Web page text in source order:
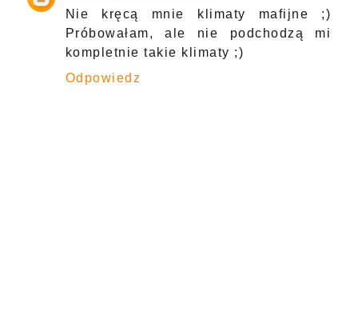
Nie kręcą mnie klimaty mafijne ;)
Próbowałam, ale nie podchodzą mi
kompletnie takie klimaty ;)
Odpowiedz